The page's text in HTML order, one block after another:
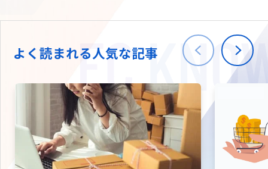
海外進出・現地
W2
拡張プラグイン一覧
会社情報
TW
よく読まれる人気な記事